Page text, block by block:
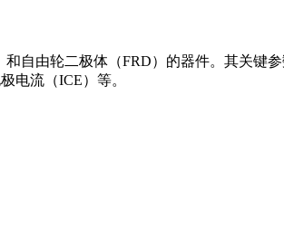
自由轮二极体（FRD）的器件。其关键
电流（ICE）等。